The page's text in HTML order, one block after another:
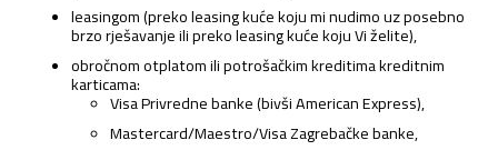
leasingom (preko leasing kuće koju mi nudimo uz posebno
brzo rješavanje ili preko leasing kuće koju Vi želite),
obročnom otplatom ili potrošačkim kreditima kreditnim
karticama:
Visa Privredne banke (bivši American Express),
Mastercard/Maestro/Visa Zagrebačke banke,